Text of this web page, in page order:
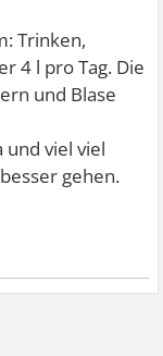
Trinken,
4 l pro Tag. Die
und Blase
viel viel
gehen.